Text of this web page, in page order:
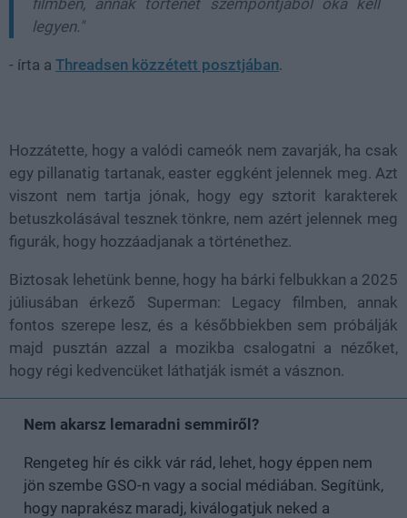
legyen."
- írta a Threadsen közzétett posztjában.
Hozzátette, hogy a valódi cameók nem zavarják, ha csak
egy pillanatig tartanak, easter eggként jelennek meg. Azt
viszont nem tartja jónak, hogy egy sztorit karakterek
betuszkolásával tesznek tönkre, nem azért jelennek meg
figurák, hogy hozzáadjanak a történethez.
Biztosak lehetünk benne, hogy ha bárki felbukkan a 2025
júliusában érkező Superman: Legacy filmben, annak
fontos szerepe lesz, és a későbbiekben sem próbálják
majd pusztán azzal a mozikba csalogatni a nézőket,
hogy régi kedvencüket láthatják ismét a vásznon.
Nem akarsz lemaradni semmiről?
Rengeteg hír és cikk vár rád, lehet, hogy éppen nem
jön szembe GSO-n vagy a social médiában. Segítünk,
hogy naprakész maradj, kiválogatjuk neked a